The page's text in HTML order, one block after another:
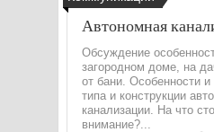
Автономная
Обсуждение
загородном доме, на
от бани. Особенности
типа и конструкции
канализации. На что
внимание?...